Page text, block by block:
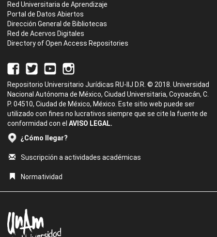
Red Universitaria de Aprendizaje
Portal de Datos Abiertos
Dirección General de Bibliotecas
Red de Acervos Digitales
Directory of Open Access Repositories
Repositorio Universitario Jurídicas RU-IIJ D.R. © 2018. Universidad
Nacional Autónoma de México, Ciudad Universitaria, Coyoacán, C.
P. 04510, Ciudad de México, México. Este sitio web puede ser
utilizado con fines no lucrativos siempre que se cite la fuente de
conformidad con el AVISO LEGAL.
¿Cómo llegar?
Suscripción a actividades académicas
Normatividad